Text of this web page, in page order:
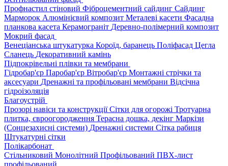
Профнастил стіновий Фіброцементний сайдинг Сайдинг
Марморок Алюмінієвий композит Металеві касети Фасадна
планкова касета Керамограніт Деревно-полімерний композит
Мокрий фасад
Венеціанська штукатурка Короїд, баранець Поліфасад Цегла
Сланець Декоративний камінь
Підпокрівельні плівки та мембрани
Гідробар'єр Паробар'єр Вітробар'єр Монтажні стрічки та
аксесуари Дренажні та профільовані мембрани Відсічна
гідроізоляція
Благоустрій
Прозорі навіси та конструкціїСітки для огорожі Тротуарна
плитка, євроогородження Терасна дошка, декінг Маркізи
(Сонцезахисні системи) Дренажні системи Сітка рабиця
Штукатурні сітки
Полікарбонат
Стільниковий Монолітний Профільований ПВХ-лист
профільований